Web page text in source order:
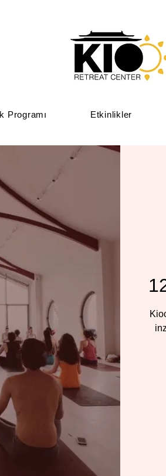
Programı Etkinlikler